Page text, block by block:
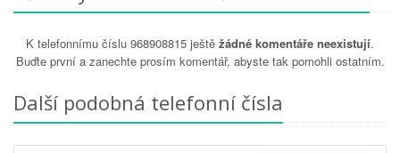
K telefonnímu číslu 968908815 ještě žádné komentáře neexistují.
Buďte první a zanechte prosím komentář, abyste tak pomohli ostatním.
Další podobná telefonní čísla